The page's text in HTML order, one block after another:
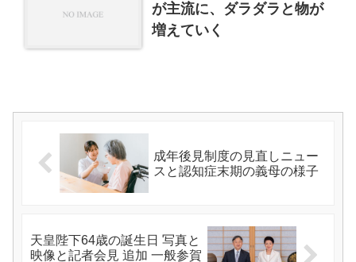
が主流に、ダラダラと物が
増えていく
成年後見制度の見直しニュー
スと認知症末期の義母の様子
天皇陛下64歳の誕生日 写真と
映像と記者会見 追加 一般参賀